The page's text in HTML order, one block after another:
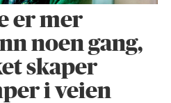
er mer
noen gang,
skaper
i veien